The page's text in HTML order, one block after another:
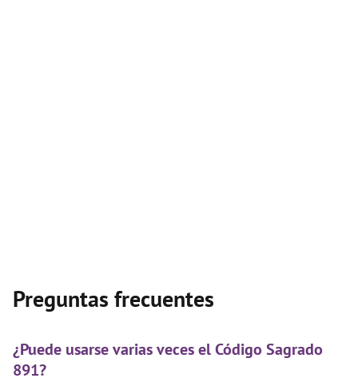
Preguntas frecuentes
¿Puede usarse varias veces el Código Sagrado
891?